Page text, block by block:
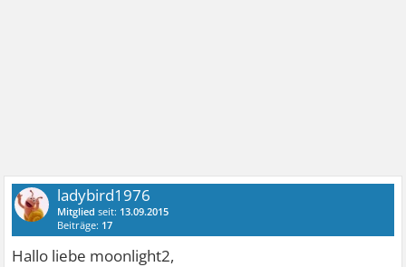
ladybird1976
Mitglied seit: 13.09.2015
Beiträge: 17
Hallo liebe moonlight2,